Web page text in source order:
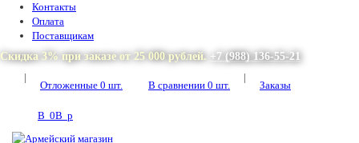
Контакты
Оплата
Поставщикам
Скидка 3% при заказе от 25 000 рублей. +7 (988) 136-55-21
|
Отложенные 0 шт. В сравнении 0 шт.
|
Заказы
В 0В p